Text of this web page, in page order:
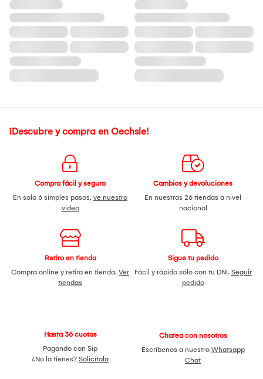
¡Descubre y compra en Oechsle!
Compra fácil y seguro
En solo 6 simples pasos, ve nuestro
video
Cambios y devoluciones
En nuestras 26 tiendas a nivel
nacional
Retiro en tienda
Compra online y retira en tienda. Ver
tiendas
Sigue tu pedido
Fácil y rápido sólo con tu DNI. Seguir
pedido
Hasta 36 cuotas
Pagando con Sip
¿No la tienes? Solicítala
Chatea con nosotros
Escríbenos a nuestro Whatsapp
Chat